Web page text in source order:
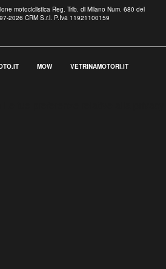
motociclistica Reg. Trib. di Milano Num. 680 del
2026 CRM S.r.l. P.Iva 11921100159
MOW VETRINAMOTORI.IT